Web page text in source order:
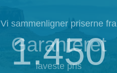
Vi sammenligner priserne fra
1.450
Garanteret
laveste pris